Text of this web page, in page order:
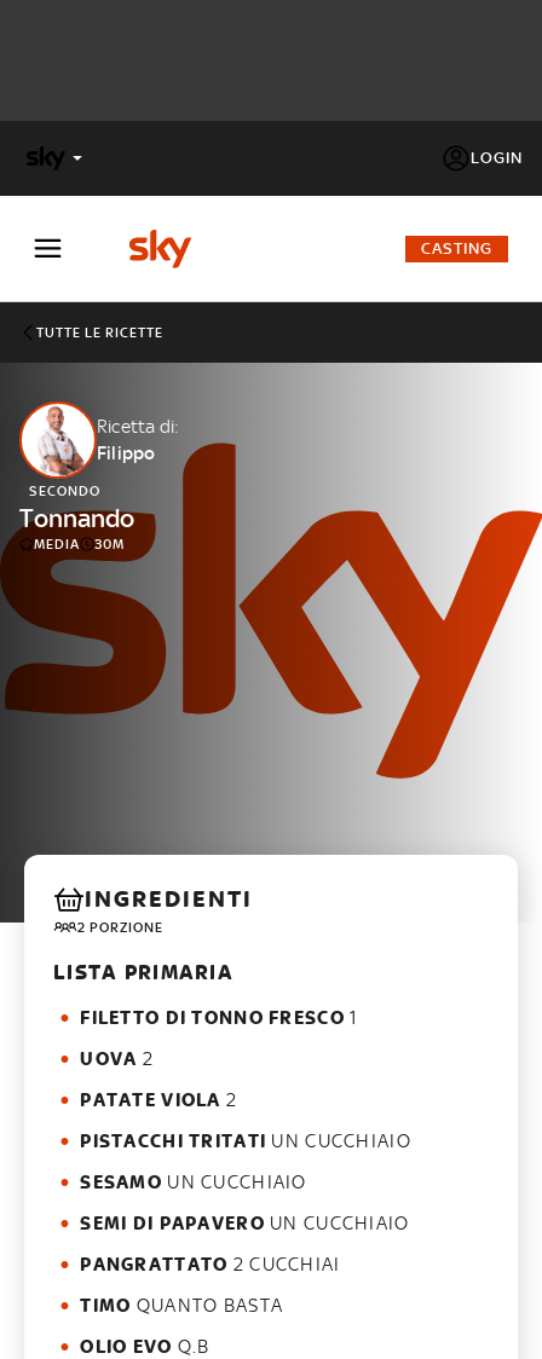
LOGIN
FACTOR
Cos’altro vedere:
PROGRAMMI SKY
Un mondo di offerte:
SKY.IT
NOW
CASTING
TUTTE LE RICETTE
Ricetta di:
Filippo
SECONDO
Tonnando
MEDIA 30M
INGREDIENTI
2 PORZIONE
LISTA PRIMARIA
FILETTO DI TONNO FRESCO 1
UOVA 2
PATATE VIOLA 2
PISTACCHI TRITATI UN CUCCHIAIO
SESAMO UN CUCCHIAIO
SEMI DI PAPAVERO UN CUCCHIAIO
PANGRATTATO 2 CUCCHIAI
TIMO QUANTO BASTA
OLIO EVO Q.B